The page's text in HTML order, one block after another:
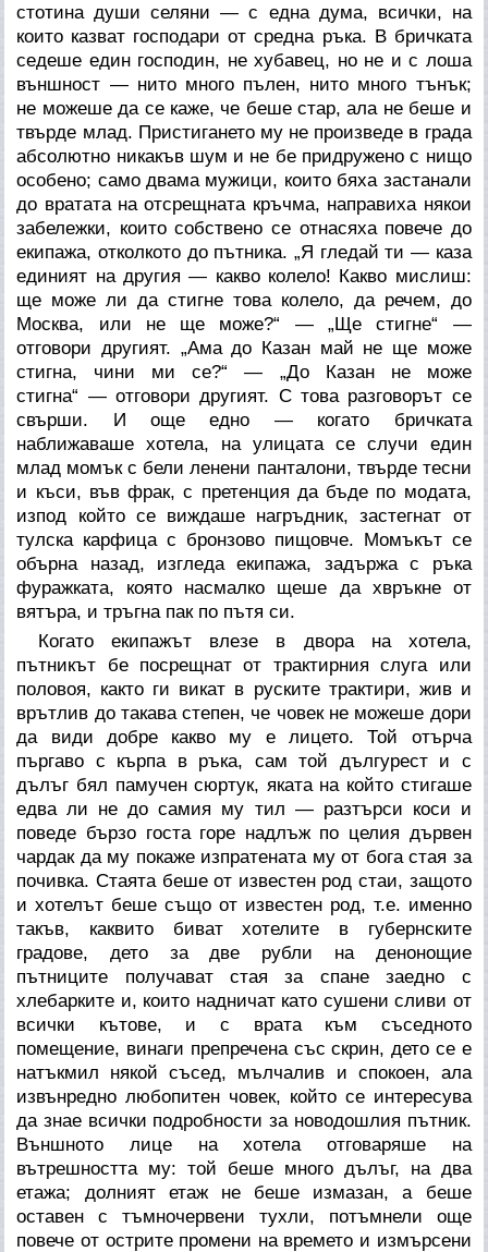
стотина души селяни — с една дума, всички, на
които казват господари от средна ръка. В бричката
седеше един господин, не хубавец, но не и с лоша
външност — нито много пълен, нито много тънък;
не можеше да се каже, че беше стар, ала не беше и
твърде млад. Пристигането му не произведе в града
абсолютно никакъв шум и не бе придружено с нищо
особено; само двама мужици, които бяха застанали
до вратата на отсрещната кръчма, направиха някои
забележки, които собствено се отнасяха повече до
екипажа, отколкото до пътника. „Я гледай ти — каза
единият на другия — какво колело! Какво мислиш:
ще може ли да стигне това колело, да речем, до
Москва, или не ще може?“ — „Ще стигне“ —
отговори другият. „Ама до Казан май не ще може
стигна, чини ми се?“ — „До Казан не може
стигна“ — отговори другият. С това разговорът се
свърши. И още едно — когато бричката
наближаваше хотела, на улицата се случи един
млад момък с бели ленени панталони, твърде тесни
и къси, във фрак, с претенция да бъде по модата,
изпод който се виждаше нагръдник, застегнат от
тулска карфица с бронзово пищовче. Момъкът се
обърна назад, изгледа екипажа, задържа с ръка
фуражката, която насмалко щеше да хвръкне от
вятъра, и тръгна пак по пътя си.
Когато екипажът влезе в двора на хотела,
пътникът бе посрещнат от трактирния слуга или
половоя, както ги викат в руските трактири, жив и
врътлив до такава степен, че човек не можеше дори
да види добре какво му е лицето. Той отърча
пъргаво с кърпа в ръка, сам той дългурест и с
дълъг бял памучен сюртук, яката на който стигаше
едва ли не до самия му тил — разтърси коси и
поведе бързо госта горе надлъж по целия дървен
чардак да му покаже изпратената му от бога стая за
почивка. Стаята беше от известен род стаи, защото
и хотелът беше също от известен род, т.е. именно
такъв, каквито биват хотелите в губернските
градове, дето за две рубли на денонощие
пътниците получават стая за спане заедно с
хлебарките и, които надничат като сушени сливи от
всички кътове, и с врата към съседното
помещение, винаги препречена със скрин, дето се е
натъкмил някой съсед, мълчалив и спокоен, ала
извънредно любопитен човек, който се интересува
да знае всички подробности за новодошлия пътник.
Външното лице на хотела отговаряше на
вътрешността му: той беше много дълъг, на два
етажа; долният етаж не беше измазан, а беше
оставен с тъмночервени тухли, потъмнели още
повече от острите промени на времето и измърсени